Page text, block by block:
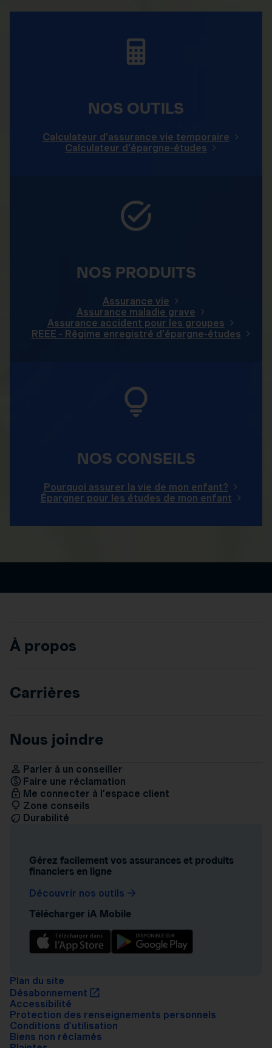
NOS OUTILS
Calculateur d'assurance vie temporaire
Calculateur d'épargne-études
NOS PRODUITS
Assurance vie
Assurance maladie grave
Assurance accident pour les groupes
REEE - Régime enregistré d’épargne-études
NOS CONSEILS
Pourquoi assurer la vie de mon enfant?
Épargner pour les études de mon enfant
À propos
Carrières
Nous joindre
Parler à un conseiller
Faire une réclamation
Me connecter à l’espace client
Zone conseils
Durabilité
Gérez facilement vos assurances et produits
financiers en ligne
Découvrir nos outils
Télécharger iA Mobile
Plan du site
Désabonnement
Accessibilité
Protection des renseignements personnels
Conditions d’utilisation
Biens non réclamés